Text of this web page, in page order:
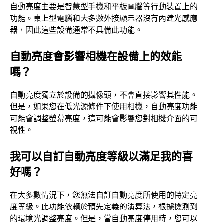
自動亮度主要是智慧型手機和平板電腦等行動裝置上的
功能。桌上型電腦和大多數外接顯示器沒有內建光感應
器，因此這些設備通常不具備此功能。
自動亮度會影響相機在設備上的效能
嗎？
自動亮度獨立於設備的攝像頭，不會直接影響其性能。
但是，如果您在低光源條件下使用相機，自動亮度功能
可能會調整螢幕亮度，這可能會影響您對相機介面的可
視性。
我可以自訂自動亮度等級以滿足我的喜
好嗎？
在大多數情況下，您無法自訂自動亮度所使用的特定亮
度等級。此功能依賴於預先定義的演算法，根據檢測到
的環境光調整亮度。但是，當自動亮度停用時，您可以